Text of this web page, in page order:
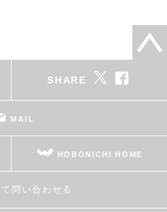
SHARE
MAIL
HOBONICHI HOME
問い合わせる